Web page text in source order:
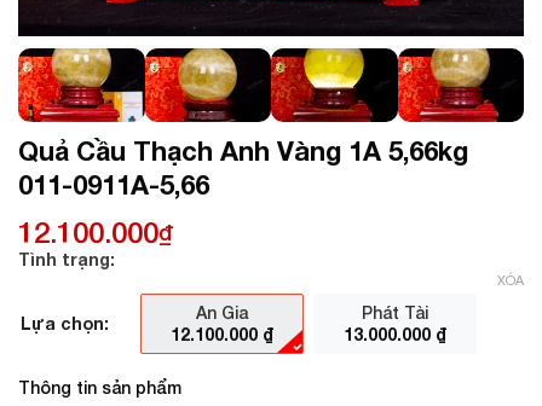
Quả Cầu Thạch Anh Vàng 1A 5,66kg
011-0911A-5,66
12.100.000₫
Tình trạng:
Lựa chọn:
An Gia
12.100.000 ₫
Phát Tài
13.000.000 ₫
XÓA
Thông tin sản phẩm